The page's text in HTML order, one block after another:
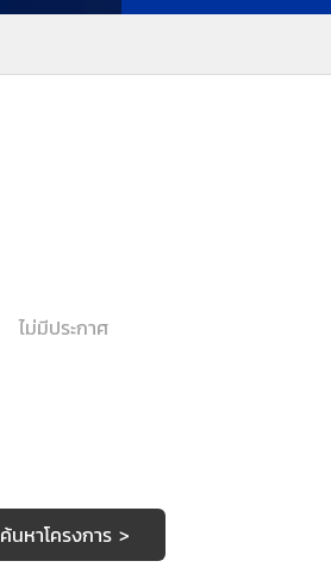
ไม่มีประกาศ
ค้นหาโครงการ >